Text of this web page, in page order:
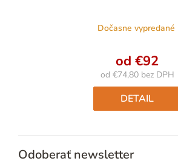
Dočasne vypredané
od €92
od €74,80bez DPH
Jednotková
cena:
DETAIL
Odoberať newsletter